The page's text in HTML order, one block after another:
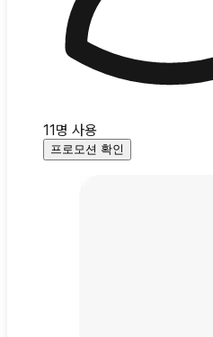
11명 사용
프로모션 확인